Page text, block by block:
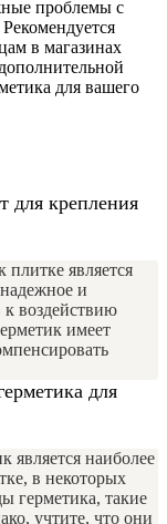
проблемы с
в магазинах
для вашего
для крепления
является
и
к воздействию
имеет
для
является наиболее
в некоторых
герметика, такие
учтите, что они